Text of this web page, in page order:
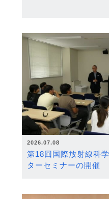
2026.07.08
第18回国際放射線科
ターセミナーの開催